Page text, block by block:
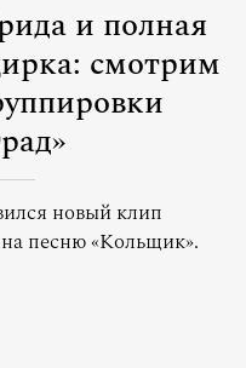
и полная
смотрим
новый клип
песню «Кольщик».